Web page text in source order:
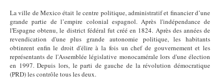
La ville de Mexico était le centre politique, administratif et financier d’une
grande partie de l’empire colonial espagnol. Après l'indépendance de
l'Espagne obtenu, le district fédéral fut créé en 1824. Après des années de
revendication d'une plus grande autonomie politique, les habitants
obtinrent enfin le droit d'élire à la fois un chef de gouvernement et les
représentants de l'Assemblée législative monocamérale lors d'une élection
en 1997. Depuis lors, le parti de gauche de la révolution démocratique
(PRD) les contrôle tous les deux.